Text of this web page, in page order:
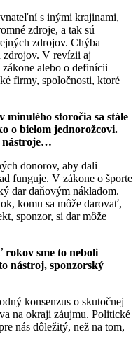
s inými krajinami,
zdroje, a tak sú
zdrojov. Chýba
zdrojov. V revízii aj
alebo o definícii
firmy, spoločnosti, ktoré
minulého storočia sa stále
o bielom jednorožcovi.
nástroje…
donorov, aby dali
funguje. V zákone o športe
dar daňovým nákladom.
komu sa môže darovať,
sponzor, si dar môže
rokov sme to neboli
nástroj, sponzorský
konsenzus o skutočnej
na okraji záujmu. Politické
nás dôležitý, než na tom,